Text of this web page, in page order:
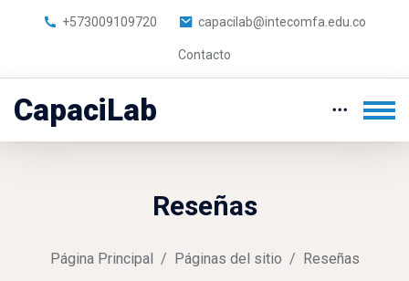
+573009109720 capacilab@intecomfa.edu.co
Contacto
CapaciLab
Reseñas
Página Principal Páginas del sitio Reseñas